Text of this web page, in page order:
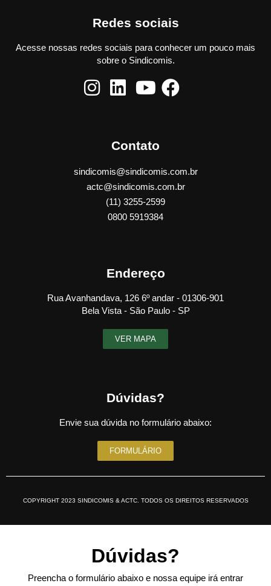
Redes sociais
Acesse nossas redes sociais para conhecer um pouco mais
sobre o Sindicomis.
Contato
sindicomis@sindicomis.com.br
actc@sindicomis.com.br
(11) 3255-2599
0800 5919384
Endereço
Rua Avanhandava, 126 6º andar - 01306-901
Bela Vista - São Paulo - SP
VER MAPA
Dúvidas?
Envie sua dúvida no formulário abaixo:
FORMULÁRIO
COPYRIGHT 2023 SINDICOMIS & ACTC. TODOS OS DIREITOS RESERVADOS
Dúvidas?
Preencha o formulário abaixo e nossa equipe irá entrar